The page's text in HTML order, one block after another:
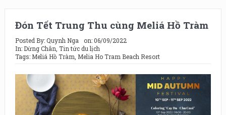
Đón Tết Trung Thu cùng Meliá Hồ Tràm
Posted By:Quynh Nga on:06/09/2022
In: Dừng Chân Tin tức du lịch
Tags: Meliá Hồ Tràm Melia Ho Tram Beach Resort